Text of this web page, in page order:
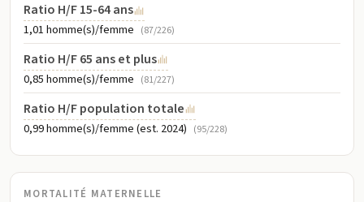
Ratio H/F 15-64 ans
1,01 homme(s)/femme (87/226)
Ratio H/F 65 ans et plus
0,85 homme(s)/femme (81/227)
Ratio H/F population totale
0,99 homme(s)/femme (est. 2024) (95/228)
MORTALITÉ MATERNELLE